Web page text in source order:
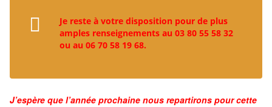
Je reste à votre disposition pour de plus
amples renseignements au 03 80 55 58 32
ou au 06 70 58 19 68.
J’espère que l’année prochaine nous repartirons pour cette